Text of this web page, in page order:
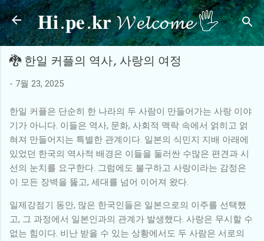
기본 콘텐츠로 건너뛰기
𝐇𝐢.𝐩𝐞.𝐤𝐫 𝓦𝓮𝓵𝓬𝓸𝓶𝓮 🖐
🐉 한일 커플의 역사, 사랑의 여정
- 7월 23, 2025
한일 커플은 단순히 한 나라의 두 사람이 만들어가는 사랑 이야
기가 아니다. 이들은 역사, 문화, 사회적 맥락 속에서 얽히고 얽
혀져 만들어지는 특별한 관계이다. 일본의 식민지 지배 아래에
있었던 한국의 역사적 배경은 이들을 둘러싼 수많은 편견과 시
선의 눈치를 요구한다. 그럼에도 불구하고 사랑이라는 감정은
이 모든 장벽을 뚫고, 세대를 넘어 이어져 왔다.
일제강점기 동안, 많은 한국인들은 일본으로의 이주를 선택했
고, 그 과정에서 일본인과의 관계가 발생했다. 사랑은 무시할 수
없는 힘이다. 비난 받을 수 있는 상황에서도 두 사람은 서로의